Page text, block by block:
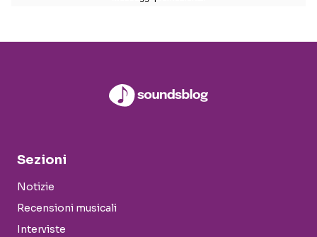
Sezioni
Notizie
Recensioni musicali
Interviste